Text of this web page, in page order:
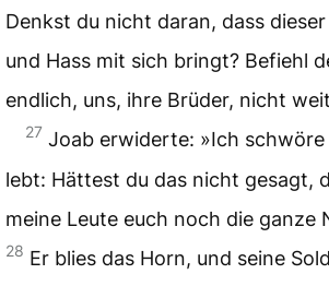
Denkst du nicht daran, dass
und Hass mit sich bringt? Befiehl
endlich, uns, ihre Brüder, nicht
27 Joab erwiderte: »Ich
lebt: Hättest du das nicht gesagt,
meine Leute euch noch die ganze
28 Er blies das Horn, und seine